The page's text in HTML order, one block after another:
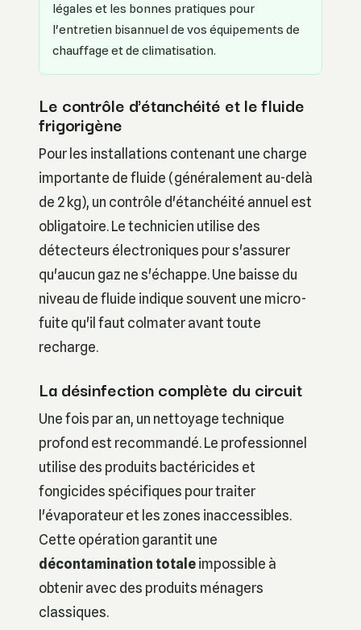
légales et les bonnes pratiques pour
l'entretien bisannuel de vos équipements de
chauffage et de climatisation.
Le contrôle d'étanchéité et le fluide
frigorigène
Pour les installations contenant une charge
importante de fluide (généralement au-delà
de 2 kg), un contrôle d'étanchéité annuel est
obligatoire. Le technicien utilise des
détecteurs électroniques pour s'assurer
qu'aucun gaz ne s'échappe. Une baisse du
niveau de fluide indique souvent une micro-
fuite qu'il faut colmater avant toute
recharge.
La désinfection complète du circuit
Une fois par an, un nettoyage technique
profond est recommandé. Le professionnel
utilise des produits bactéricides et
fongicides spécifiques pour traiter
l'évaporateur et les zones inaccessibles.
Cette opération garantit une
décontamination totaleimpossible à
obtenir avec des produits ménagers
classiques.